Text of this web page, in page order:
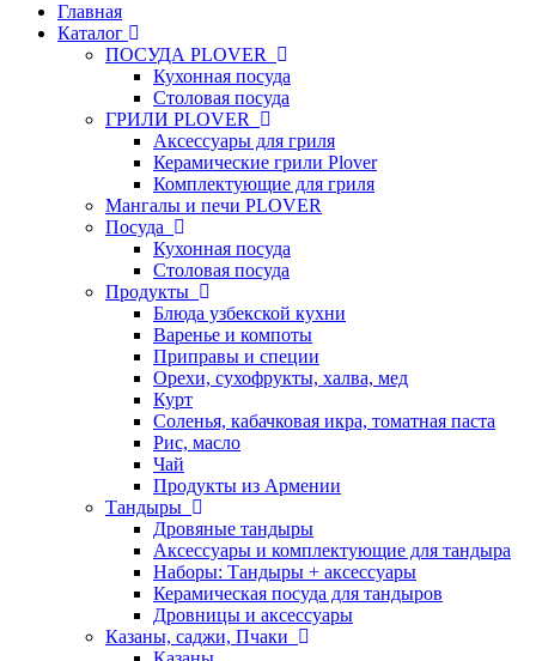
Главная
Каталог
ПОСУДА PLOVER
Кухонная посуда
Столовая посуда
ГРИЛИ PLOVER
Аксессуары для гриля
Керамические грили Plover
Комплектующие для гриля
Мангалы и печи PLOVER
Посуда
Кухонная посуда
Столовая посуда
Продукты
Блюда узбекской кухни
Варенье и компоты
Приправы и специи
Орехи, сухофрукты, халва, мед
Курт
Соленья, кабачковая икра, томатная паста
Рис, масло
Чай
Продукты из Армении
Тандыры
Дровяные тандыры
Аксессуары и комплектующие для тандыра
Наборы: Тандыры + аксессуары
Керамическая посуда для тандыров
Дровницы и аксессуары
Казаны, саджи, Пчаки